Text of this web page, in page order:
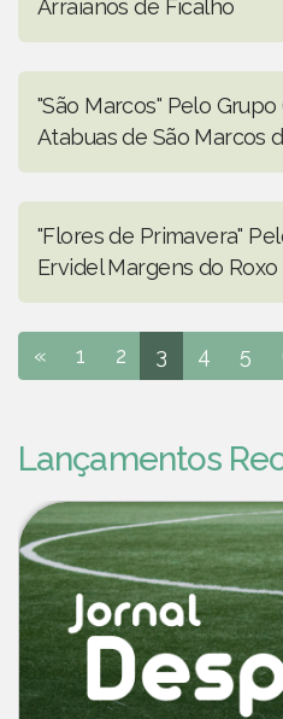
Arraianos de Ficalho
"São Marcos" Pelo
Atabuas de São Marcos
"Flores de Primavera"
Ervidel Margens do Roxo
« 1 2 3 4 5
Lançamentos